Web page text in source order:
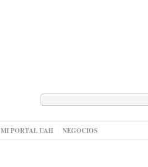
MI PORTAL UAH NEGOCIOS